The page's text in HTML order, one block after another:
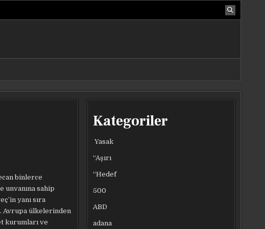
binlerce
unvanına sahip
yanı sıra
Avrupa ülkelerinden
kurumları ve
Kategoriler
Yasak
“Aşırı
“Hedef
500
ABD
adana